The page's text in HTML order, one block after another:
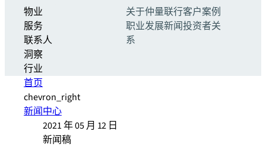
物业
服务
联系人
洞察
行业
关于仲量联行客户案例
职业发展新闻投资者关
系
首页
chevron_right
新闻中心
2021 年 05 月 12 日
新闻稿